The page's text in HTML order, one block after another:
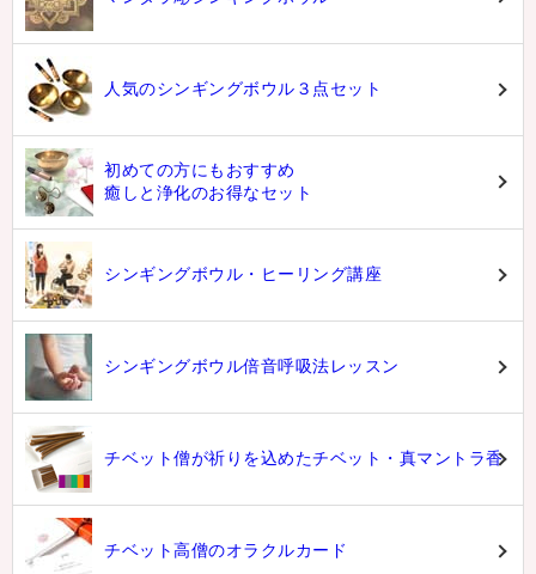
人気のシンギングボウル３点セット
初めての方にもおすすめ
癒しと浄化のお得なセット
シンギングボウル・ヒーリング講座
シンギングボウル倍音呼吸法レッスン
チベット僧が祈りを込めたチベット・真マントラ香
チベット高僧のオラクルカード